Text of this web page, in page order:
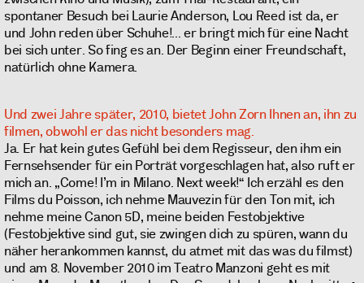
spontaner Besuch bei Laurie Anderson, Lou Reed ist da, er
und John reden über Schuhe!... er bringt mich für eine Nacht
bei sich unter. So fing es an. Der Beginn einer Freundschaft,
natürlich ohne Kamera.
Und zwei Jahre später, 2010, bietet John Zorn Ihnen an, ihn zu
filmen, obwohl er das nicht besonders mag.
Ja. Er hat kein gutes Gefühl bei dem Regisseur, den ihm ein
Fernsehsender für ein Porträt vorgeschlagen hat, also ruft er
mich an. „Come! I’m in Milano. Next week!“ Ich erzähl es den
Films du Poisson, ich nehme Mauvezin für den Ton mit, ich
nehme meine Canon 5D, meine beiden Festobjektive
(Festobjektive sind gut, sie zwingen dich zu spüren, wann du
näher herankommen kannst, du atmet mit das was du filmst)
und am 8. November 2010 im Teatro Manzoni geht es mit